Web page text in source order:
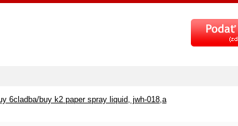
6cladba/buy k2 paper spray liquid, jwh-018,a